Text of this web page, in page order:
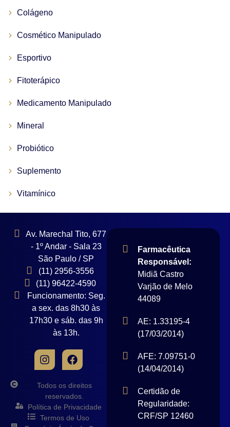
Colágeno
Cosmético Manipulado
Esportivo
Fitoterápico
Medicamento Manipulado
Mineral
Probiótico
Suplemento
Vitamínico
Av. Marechal Tito, 677
- 1º Andar - Sala 23
São Paulo / SP
(11) 2956-3556
(11) 96422-4590
Funcionamento: Seg.
a sex. das 8h30 às
17h30 e sáb. das 9h
às 13h.
Todos os direitos
reservados.
Política de Privacidade
Termos de Uso
Farmacêutica
Responsável:
Midiã Castro
Varjão de Melo
44089
AE: 1.33195-4
(17/03/2014)
AFE: 7.09751-0
(14/04/2014)
Certidão de
Regularidade:
CRF/SP 12460